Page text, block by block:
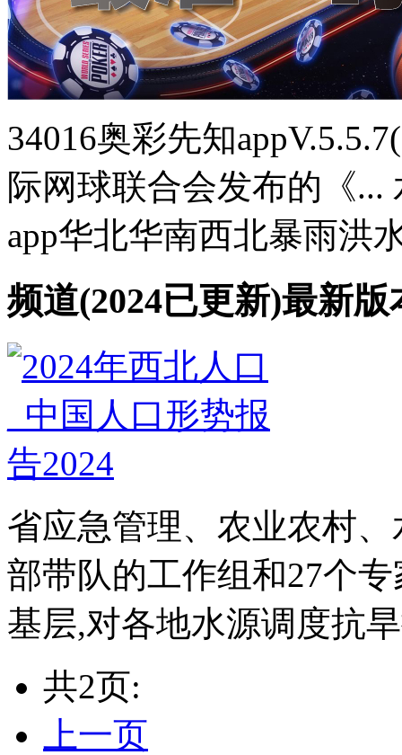
34016奥彩先知
际网球联合会发布的《...
app华北华南西北暴雨洪
频道(2024已更新)最新
省应急管理、农业农村
部带队的工作组和27个
基层,对各地水源调度抗
共2页:
上一页